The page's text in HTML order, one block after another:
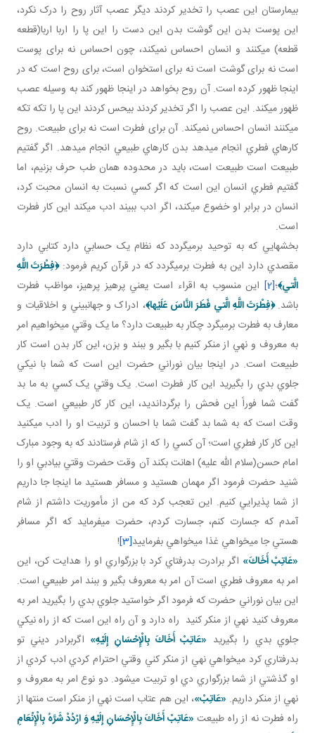
بيمارستان اين عصب را تخدير کردند ديگر عصب آثار روح را درک نکرد،
اين پوست بدن اين گوشت بدن اين دست را اين پا را اربا اربا(قطعه
قطعه) مي کنند و انسان احساس نمي کند، چون احساس نه برای پوست
است نه برای گوشت است نه برای استخوان است، برای روح است که در
اينجا ظهور کرده است. آن روح بخواهد در اينجا ظهور کند به وسيله عصب
ظهور مي کند. اين عصب را اگر تخدير کردند بي حس کردند اين پا را تکه تکه
مي کنند انسان احساس نمي کند. آن برای فطرت است نه برای طبيعت. روح
کارهاي فطري انجام مي دهد بدن کارهاي طبيعي انجام مي دهد. اگر گفتيم
طبيعت است طبيعت است، بايد در محدوده همان طب حرف بزنيم، اما
گفتيم فطري انسان اين است که اگر کسي نسبت به انسان محبت کرد،
انسان در برابر او خضوع مي کند، اگر ادب ببيند ادب مي کند اين کار فطرت
است.
بخش هايي که به توحيد برمي گردد که نظام يک حسابي دارد کتابي دارد
مقصدي دارد اين به فطرت برمي گردد که در قرآن کريم فرمود:﴿فِطْرَتَ اللَّهِ
الَّتي‏﴾؛[2]
اين منسوب به اقراء است يعني پرهيز پرهيز، مواظب فطرت
باشد.﴿فِطْرَتَ اللَّهِ الَّتي‏ فَطَرَ النَّاسَ عَلَيْها﴾، ادراک و جهان بيني و اخلاقيات و
معارف به فطرت برمي گرد چکار به طبيعت دارد؟ ما يک وقتي مي خواهيم امر
به معروف و نهي از منکر کنيم با بگير و ببند و بزن، اين کار بدن است کار
طبيعت است. در اينجا بيان نوراني حضرت اين است که شما با نيکي
جلوي بدي را بگيريد اين کار فطرت است. يک وقتي يک کسي به ما بد
گفت شما فوراً اين فحش را برگردانديد، اين کار کار طبيعي است. يک
وقت است که به شما بد گفت شما با احسان و تربيت او را ادب مي کنيد
اين کار کار فطري است؛ آن کسي را که از شام فرستادند که به وجود مبارک
امام حسن(سلام الله عليه) اهانت بکند آن وقت حضرت وقتي بي ادبي او را
شنيد حضرت فرمود اگر مهمان هستيد و مسافر هستيد ما اينجا جا داريم
از شما پذيرايي کنيم. اين تعجب کرد که من از مأموريت داشتم از شام
آمدم که جسارت کنم، جسارت کردم، حضرت مي فرمايد که اگر مسافر
هستي جا مي خواهي غذا مي خواهي بفرماييد[3]
!
«عَاتِبْ أَخَاكَ» اگر برادرت بدرفتاي کرد با بزرگواري او را هدايت کن، اين
امر به معروف فطري است آن امر به معروف بگير و ببند امر طبيعي است.
اين بيان نوراني حضرت که فرمود اگر خواستيد جلوي بدي را بگيريد امر به
معروف کنيد نهي از منکر کنيد راه دارد و آن راه اين است که از راه نيکي
جلوي بدي را بگيريد «عَاتِبْ أَخَاكَ بِالْإِحْسَانِ إِلَيْهِ» اگربرادر ديني تو
بدرفتاري کرد مي خواهي نهي از منکر کني وقتي احترام کردي ادب کردي از
او گذشتي از شما بزرگواري دي او تربيت مي شود. دو نوع امر به معروف و
نهي از منکر داريم. «عَاتِبْ»، اين هم عتاب است نهي از منکر است منتها از
راه فطرت نه از راه طبيعت «عَاتِبْ أَخَاكَ بِالْإِحْسَانِ إِلَيْهِ وَ ارْدُدْ شَرَّهُ بِالْإِنْعَامِ